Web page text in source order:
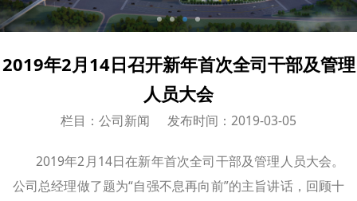
2019年2月14日召开新年首次全司干部及管理
人员大会
栏目：公司新闻 发布时间：2019-03-05
2019年2月14日在新年首次全司干部及管理人员大会。
公司总经理做了题为“自强不息再向前”的主旨讲话，回顾十